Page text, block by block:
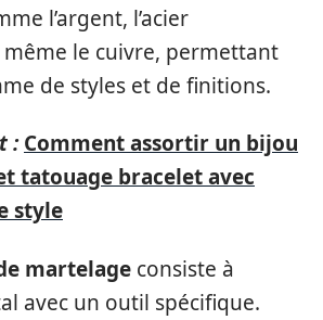
l’argent, l’acier
le cuivre, permettant
de styles et de finitions.
: Comment assortir un bijou
tatouage bracelet avec
style
martelage consiste à
avec un outil spécifique.